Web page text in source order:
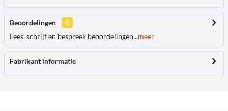
Beoordelingen
0
Lees, schrijf en bespreek beoordelingen...meer
Fabrikant informatie